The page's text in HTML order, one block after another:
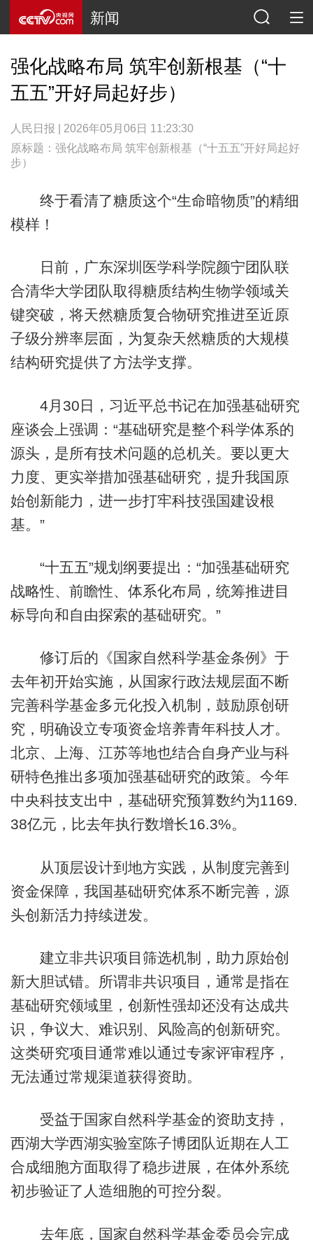
新闻
强化战略布局 筑牢创新根基（“十
五五”开好局起好步）
人民日报 | 2026年05月06日 11:23:30
原标题：强化战略布局 筑牢创新根基（“十五五”开好局起好
步）
终于看清了糖质这个“生命暗物质”的精细
模样！
日前，广东深圳医学科学院颜宁团队联
合清华大学团队取得糖质结构生物学领域关
键突破，将天然糖质复合物研究推进至近原
子级分辨率层面，为复杂天然糖质的大规模
结构研究提供了方法学支撑。
4月30日，习近平总书记在加强基础研究
座谈会上强调：“基础研究是整个科学体系的
源头，是所有技术问题的总机关。要以更大
力度、更实举措加强基础研究，提升我国原
始创新能力，进一步打牢科技强国建设根
基。”
“十五五”规划纲要提出：“加强基础研究
战略性、前瞻性、体系化布局，统筹推进目
标导向和自由探索的基础研究。”
修订后的《国家自然科学基金条例》于
去年初开始实施，从国家行政法规层面不断
完善科学基金多元化投入机制，鼓励原创研
究，明确设立专项资金培养青年科技人才。
北京、上海、江苏等地也结合自身产业与科
研特色推出多项加强基础研究的政策。今年
中央科技支出中，基础研究预算数约为1169.
38亿元，比去年执行数增长16.3%。
从顶层设计到地方实践，从制度完善到
资金保障，我国基础研究体系不断完善，源
头创新活力持续迸发。
建立非共识项目筛选机制，助力原始创
新大胆试错。所谓非共识项目，通常是指在
基础研究领域里，创新性强却还没有达成共
识，争议大、难识别、风险高的创新研究。
这类研究项目通常难以通过专家评审程序，
无法通过常规渠道获得资助。
受益于国家自然科学基金的资助支持，
西湖大学西湖实验室陈子博团队近期在人工
合成细胞方面取得了稳步进展，在体外系统
初步验证了人造细胞的可控分裂。
去年底，国家自然科学基金委员会完成